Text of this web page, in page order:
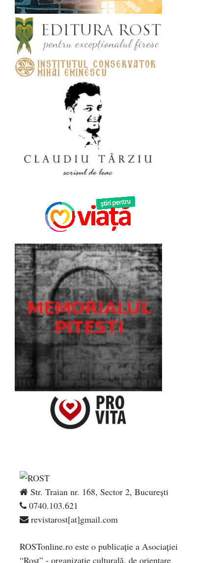
Str. Traian nr. 168, Sector 2, București
0740.103.621
revistarost[at]gmail.com
ROSTonline.ro este o publicaţie a Asociaţiei
“Rost” - organizaţie culturală, de orientare